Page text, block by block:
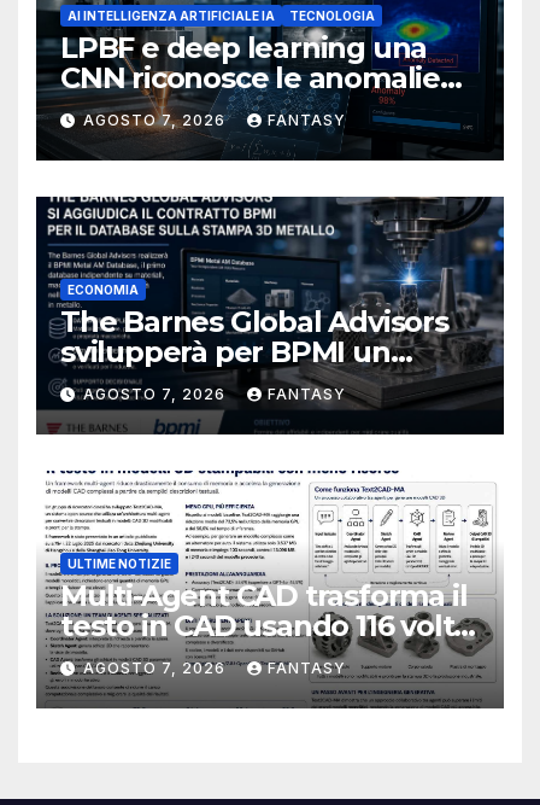
AI INTELLIGENZA ARTIFICIALE IA TECNOLOGIA
LPBF e deep learning una
CNN riconosce le anomalie
del bagno di fusione
AGOSTO 7, 2026 FANTASY
ECONOMIA
The Barnes Global Advisors
svilupperà per BPMI un
database per la stampa 3D
metallica destinata alla filiera
navale statunitense
AGOSTO 7, 2026 FANTASY
ULTIME NOTIZIE
Multi-Agent CAD trasforma il
testo in CAD usando 116 volte
meno token
AGOSTO 7, 2026 FANTASY